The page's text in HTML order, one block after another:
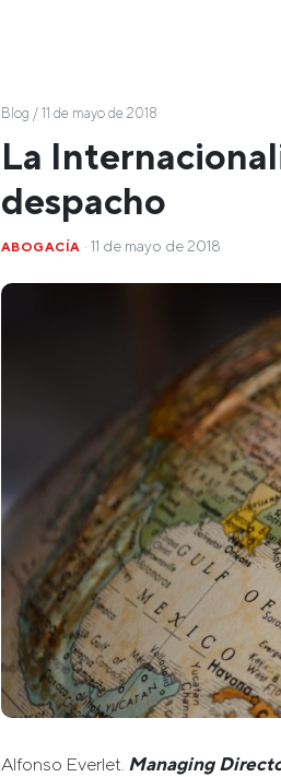
Blog / 11 de mayo de 2018
La
despacho
ABOGACÍA · 11 de mayo de 2018
Alfonso Everlet. Managing